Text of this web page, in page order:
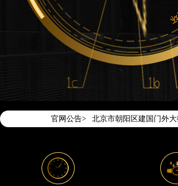
官网公告>
2026年7月腕表时光中
2026年7月腕表时光全国
腕表时光官方全国统一
2026年7月腕表时光售后
北京市东城区东长安街
北京市朝阳区建国门外
天津市和平区赤峰道136
上海市黄浦区南京东路
南京市秦淮区中山南路